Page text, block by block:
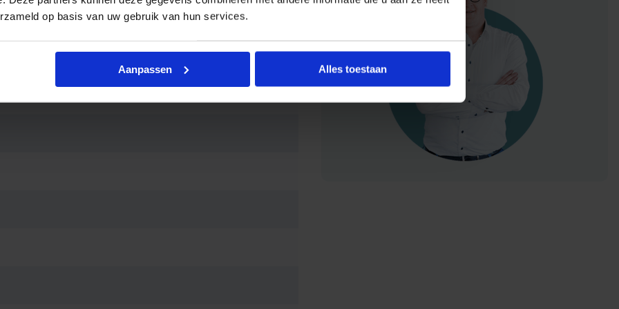
op basis van uw gebruik van hun services.
Aanpassen Alles toestaan